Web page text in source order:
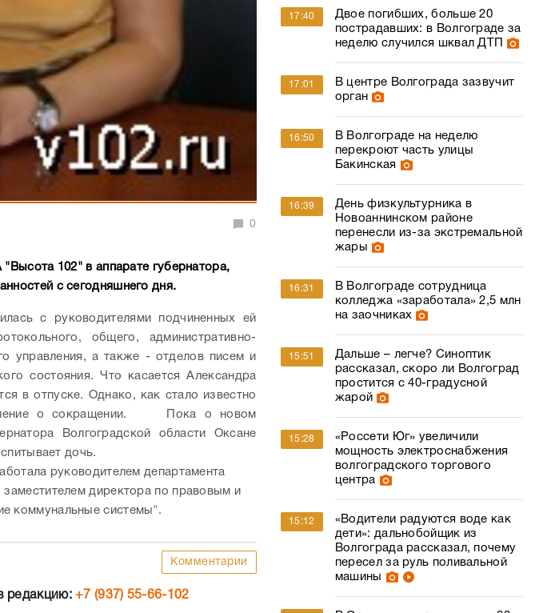
0
102" в аппарате губернатора,
с сегодняшнего дня.
с руководителями подчиненных ей
общего, административно-
управления, а также - отделов писем и
состояния. Что касается Александра
в отпуске. Однако, как стало известно
о сокращении. Пока о новом
Волгоградской области Оксане
дочь.
руководителем департамента
директора по правовым и
коммунальные системы".
Комментарии
редакцию:+7 (937) 55-66-102
17:40
Двое погибших, больше 20
пострадавших: в Волгограде за
неделю случился шквал ДТП
17:01
В центре Волгограда зазвучит
орган
16:50
В Волгограде на неделю
перекроют часть улицы
Бакинская
16:39
День физкультурника в
Новоаннинском районе
перенесли из-за экстремальной
жары
16:31
В Волгограде сотрудница
колледжа «заработала» 2,5 млн
на заочниках
15:51
Дальше – легче? Синоптик
рассказал, скоро ли Волгоград
простится с 40-градусной
жарой
15:28
«Россети Юг» увеличили
мощность электроснабжения
волгоградского торгового
центра
15:12
«Водители радуются воде как
дети»: дальнобойщик из
Волгограда рассказал, почему
пересел за руль поливальной
машины